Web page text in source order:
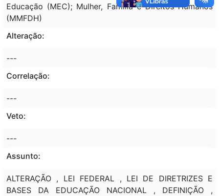
Educação (MEC); Mulher, Família e Direitos Humanos
(MMFDH)
Alteração:
---
Correlação:
---
Veto:
---
Assunto:
ALTERAÇÃO , LEI FEDERAL , LEI DE DIRETRIZES E
BASES DA EDUCAÇÃO NACIONAL , DEFINIÇÃO ,